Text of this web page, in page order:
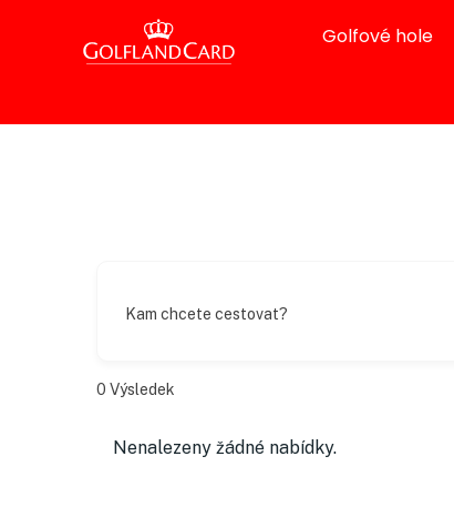
Golfové hole
Kam chcete cestovat?
0 Výsledek
Nenalezeny žádné nabídky.